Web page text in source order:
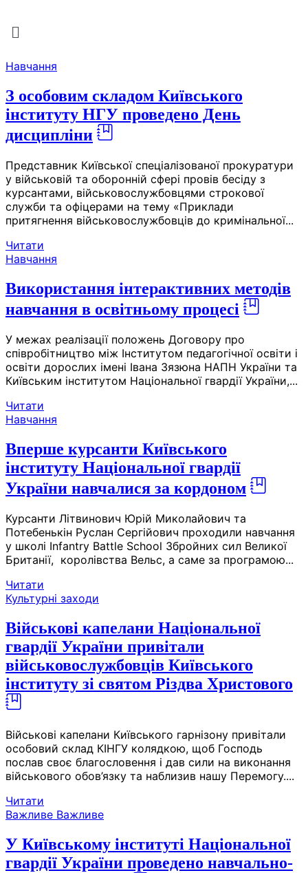
Menu
Skip
the
content
Навчання
З особовим складом Київського
інституту НГУ проведено День
дисципліни
Представник Київської спеціалізованої прокуратури
у військовій та оборонній сфері провів бесіду з
курсантами, військовослужбовцями строкової
служби та офіцерами на тему «Приклади
притягнення військовослужбовців до кримінальної...
Читати
Навчання
Використання інтерактивних методів
навчання в освітньому процесі
У межах реалізації положень Договору про
співробітництво між Інститутом педагогічної освіти і
освіти дорослих імені Івана Зязюна НАПН України та
Київським інститутом Національної гвардії України,...
Читати
Навчання
Вперше курсанти Київського
інституту Національної гвардії
України навчалися за кордоном
Курсанти Літвинович Юрій Миколайович та
Потебенькін Руслан Сергійович проходили навчання
у школі Infantry Battle School Збройних сил Великої
Британії, королівства Вельс, а саме за програмою...
Читати
Культурні заходи
Військові капелани Національної
гвардії України привітали
військовослужбовців Київського
інституту зі святом Різдва Христового
Військові капелани Київського гарнізону привітали
особовий склад КІНГУ колядкою, щоб Господь
послав своє благословення і дав сили на виконання
військового обов’язку та наблизив нашу Перемогу....
Читати
Важливе Важливе
У Київському інституті Національної
гвардії України проведено навчально-